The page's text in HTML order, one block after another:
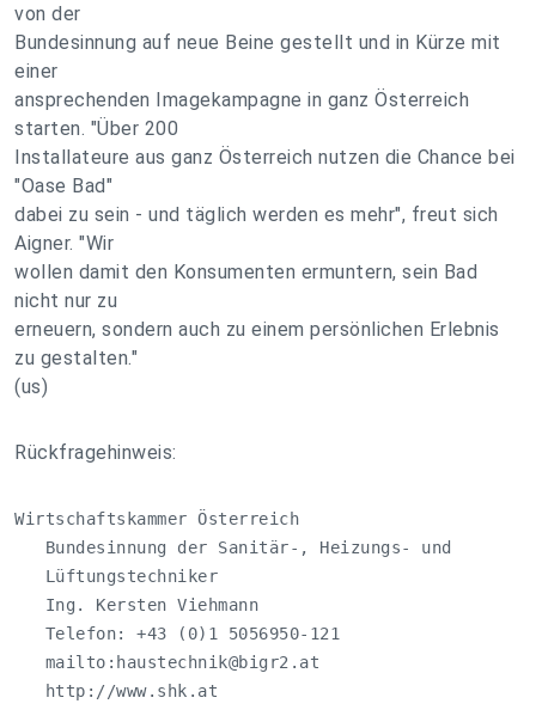
von der
Bundesinnung auf neue Beine gestellt und in Kürze mit
einer
ansprechenden Imagekampagne in ganz Österreich
starten. "Über 200
Installateure aus ganz Österreich nutzen die Chance bei
"Oase Bad"
dabei zu sein - und täglich werden es mehr", freut sich
Aigner. "Wir
wollen damit den Konsumenten ermuntern, sein Bad
nicht nur zu
erneuern, sondern auch zu einem persönlichen Erlebnis
zu gestalten."
(us)
Rückfragehinweis:
Wirtschaftskammer Österreich
   Bundesinnung der Sanitär-, Heizungs- und
   Lüftungstechniker
   Ing. Kersten Viehmann
   Telefon: +43 (0)1 5056950-121
   mailto:
haustechnik@bigr2.at
   http://www.shk.at